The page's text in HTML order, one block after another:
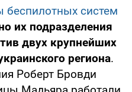
беспилотных систем
их подразделения
двух крупнейших
региона.
Роберт Бровди